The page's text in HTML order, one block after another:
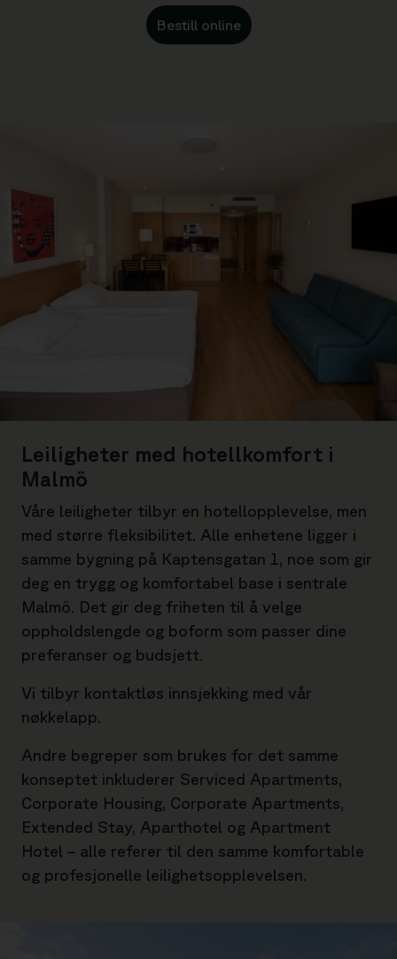
Bestill online
Leiligheter med hotellkomfort i
Malmö
Våre leiligheter tilbyr en hotellopplevelse, men
med større fleksibilitet. Alle enhetene ligger i
samme bygning på Kaptensgatan 1, noe som gir
deg en trygg og komfortabel base i sentrale
Malmö. Det gir deg friheten til å velge
oppholdslengde og boform som passer dine
preferanser og budsjett.
Vi tilbyr kontaktløs innsjekking med vår
nøkkelapp.
Andre begreper som brukes for det samme
konseptet inkluderer Serviced Apartments,
Corporate Housing, Corporate Apartments,
Extended Stay, Aparthotel og Apartment
Hotel – alle referer til den samme komfortable
og profesjonelle leilighetsopplevelsen.